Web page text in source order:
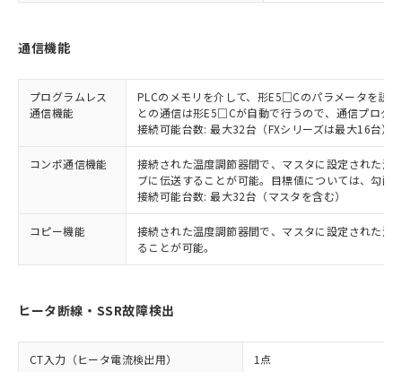
通信機能
プログラムレス
通信機能
PLCのメモリを介して、形E5□Cのパラメータを読
との通信は形E5□Cが自動で行うので、通信プログ
接続可能台数: 最大32台（FXシリーズは最大16台）
コンポ通信機能
接続された温度調節器間で、マスタに設定された温
ブに伝送することが可能。目標値については、勾配
接続可能台数: 最大32台（マスタを含む）
コピー機能
接続された温度調節器間で、マスタに設定された温
ることが可能。
ヒータ断線・SSR故障検出
CT入力（ヒータ電流検出用） 1点